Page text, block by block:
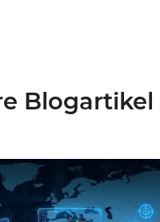
Blogartikel